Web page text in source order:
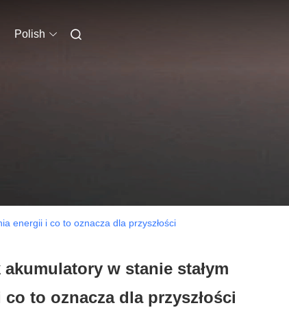
Polish
energii i co to oznacza dla przyszłości
w stanie stałym
to oznacza dla przyszłości